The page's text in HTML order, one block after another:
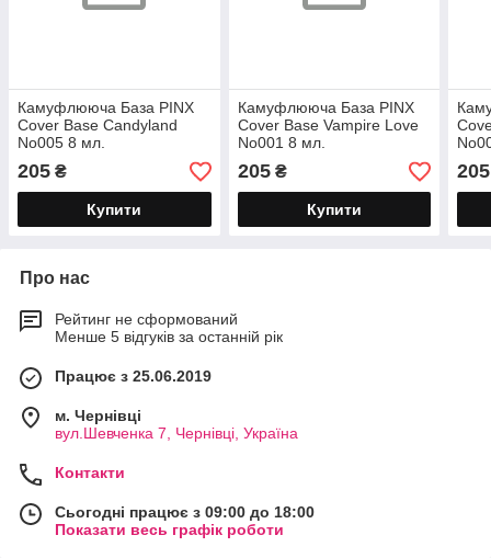
Камуфлююча База PINX
Cover Base Candyland
No005 8 мл.
205 ₴
Купити
Камуфлююча База PINX
Cover Base Vampire Love
No001 8 мл.
205₴
Купити
205
Про нас
Рейтинг не сформований
Менше 5 відгуків за останній рік
Працює з 25.06.2019
м. Чернівці
вул.Шевченка 7, Чернівці, Україна
Контакти
Сьогодні працює з 09:00 до 18:00
Показати весь графік роботи